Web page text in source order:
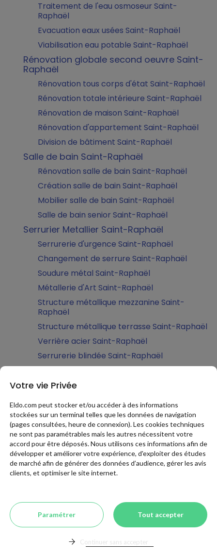
Traitement de l'eau osmoseur Saint-
Raphaël
Evacuation eaux usées Saint-Raphaël
Viabilisation eau potable Saint-Raphaël
Rénovation globale second oeuvre Saint-
Raphaël
Rénovation tous corps d'état Saint-Raphaël
Rénovation totale intérieure Saint-Raphaël
Rénovation de maison Saint-Raphaël
Rénovation d'appartement Saint-Raphaël
Division de bâtiment Saint-Raphaël
Salle de bain Saint-Raphaël
Rénovation salle de bain Saint-Raphaël
Création salle de bain Saint-Raphaël
Mobilier salle de bain Saint-Raphaël
Salle de bain senior Saint-Raphaël
Serrurier Metallier Saint-Raphaël
Serrurerie d'urgence Saint-Raphaël
Changement de serrure Saint-Raphaël
Soudure métal Saint-Raphaël
Métallerie d'Art Saint-Raphaël
Structure métallique mezzanine Saint-
Raphaël
Structure métallique terrasse Saint-Raphaël
Verrière acier Saint-Raphaël
Serrurerie blindée Saint-Raphaël
Abri de jardin Saint-Raphaël
Chalet de jardin Saint-Raphaël
Abri de jardin bois Saint-Raphaël
Abri de jardin en métal Saint-Raphaël
Abri de jardin PVC Saint-Raphaël
Alarmes Vidéosurveillance Sécurité Saint-
Raphaël
Vidéosurveillance Saint-Raphaël
Contrôle d'accès maison, visiophone Saint-
Raphaël
Alarme maison Saint-Raphaël
Votre vie Privée
Eldo.com peut stocker et/ou accéder à des informations
stockées sur un terminal telles que les données de navigation
(pages consultées, heure de connexion). Les cookies techniques
ne sont pas paramétrables mais les autres nécessitent votre
accord pour être déposés. Nous utilisons ces informations afin de
développer et améliorer votre expérience, d'exploiter des études
de marché afin de générer des données d’audience, gérer les avis
clients, et optimiser le site internet.
Continuer sans accepter
Paramétrer Tout accepter